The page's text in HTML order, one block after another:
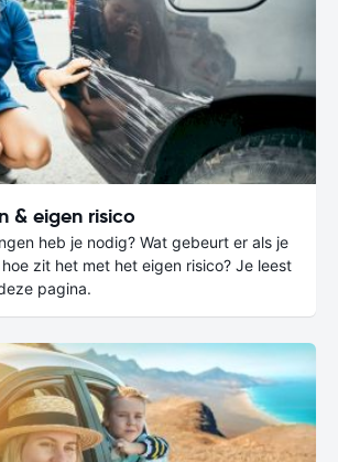
& eigen risico
heb je nodig? Wat gebeurt er als je
zit het met het eigen risico? Je leest
pagina.